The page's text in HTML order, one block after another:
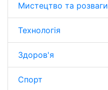
Мистецтво та розваги
Технологія
Здоров'я
Спорт